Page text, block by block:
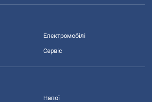
Електромобілі
Сервіс
Напої